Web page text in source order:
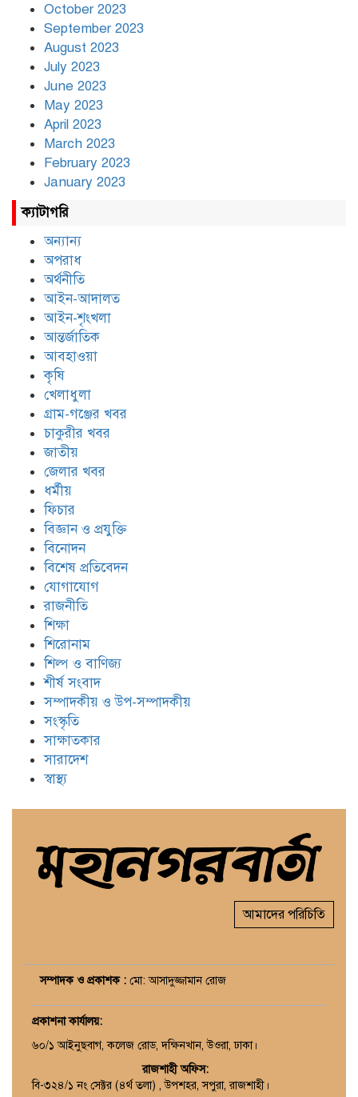
October 2023
September 2023
August 2023
July 2023
June 2023
May 2023
April 2023
March 2023
February 2023
January 2023
ক্যাটাগরি
অন্যান্য
অপরাধ
অর্থনীতি
আইন-আদালত
আইন-শৃংখলা
আন্তর্জাতিক
আবহাওয়া
কৃষি
খেলাধুলা
গ্রাম-গঞ্জের খবর
চাকুরীর খবর
জাতীয়
জেলার খবর
ধর্মীয়
ফিচার
বিজ্ঞান ও প্রযুক্তি
বিনোদন
বিশেষ প্রতিবেদন
যোগাযোগ
রাজনীতি
শিক্ষা
শিরোনাম
শিল্প ও বাণিজ্য
শীর্ষ সংবাদ
সম্পাদকীয় ও উপ-সম্পাদকীয়
সংস্কৃতি
সাক্ষাতকার
সারাদেশ
স্বাস্থ্য
আমাদের পরিচিতি
সম্পাদক ও প্রকাশক : মো: আসাদুজ্জামান রোজ
প্রকাশনা কার্যালয়:
৬০/১ আইনুছবাগ, কলেজ রোড, দক্ষিনখান, উওরা, ঢাকা।
রাজশাহী অফিস:
বি-৩২৪/১ নং সেক্টর (৪র্থ তলা) , উপশহর, সপুরা, রাজশাহী।